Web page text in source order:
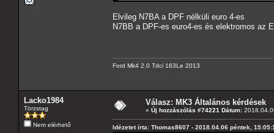
Elvileg N7BA a DPF nélküli euro 4-es
N7BB a DPF-es euro4-es és elektromos az
Ford Mk4 2.0 Tdci 163Le 2013
Lacko1984
Törzstag
Nem elérhető
Válasz: MK3 Általános kérdések
« Új hozzászólás #74221 Dátum:
Idézetet írta: Thomas8607 - 2018.04.06 péntek,